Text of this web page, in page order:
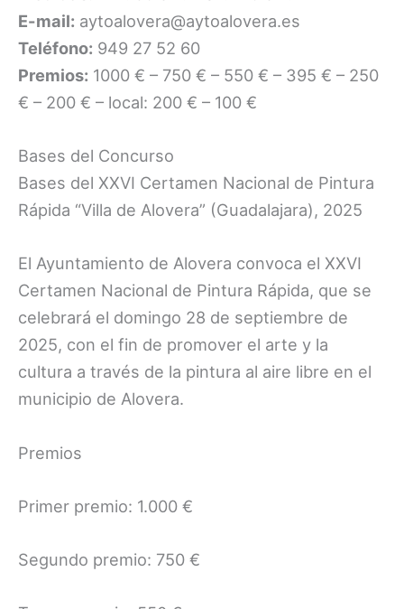
E-mail: aytoalovera@aytoalovera.es
Teléfono: 949 27 52 60
Premios: 1000 € – 750 € – 550 € – 395 € – 250
€ – 200 € – local: 200 € – 100 €
Bases del Concurso
Bases del XXVI Certamen Nacional de Pintura
Rápida “Villa de Alovera” (Guadalajara), 2025
El Ayuntamiento de Alovera convoca el XXVI
Certamen Nacional de Pintura Rápida, que se
celebrará el domingo 28 de septiembre de
2025, con el fin de promover el arte y la
cultura a través de la pintura al aire libre en el
municipio de Alovera.
Premios
Primer premio: 1.000 €
Segundo premio: 750 €